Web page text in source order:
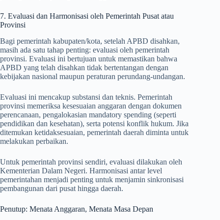
7. Evaluasi dan Harmonisasi oleh Pemerintah Pusat atau
Provinsi
Bagi pemerintah kabupaten/kota, setelah APBD disahkan,
masih ada satu tahap penting: evaluasi oleh pemerintah
provinsi. Evaluasi ini bertujuan untuk memastikan bahwa
APBD yang telah disahkan tidak bertentangan dengan
kebijakan nasional maupun peraturan perundang-undangan.
Evaluasi ini mencakup substansi dan teknis. Pemerintah
provinsi memeriksa kesesuaian anggaran dengan dokumen
perencanaan, pengalokasian mandatory spending (seperti
pendidikan dan kesehatan), serta potensi konflik hukum. Jika
ditemukan ketidaksesuaian, pemerintah daerah diminta untuk
melakukan perbaikan.
Untuk pemerintah provinsi sendiri, evaluasi dilakukan oleh
Kementerian Dalam Negeri. Harmonisasi antar level
pemerintahan menjadi penting untuk menjamin sinkronisasi
pembangunan dari pusat hingga daerah.
Penutup: Menata Anggaran, Menata Masa Depan